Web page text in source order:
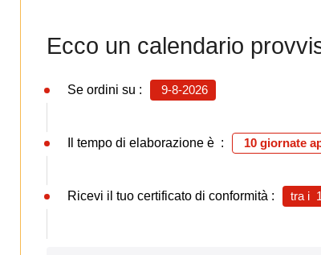
Ecco un calendario
Se ordini su : 9-8-2026
Il tempo di elaborazione è : 10 giornate
Ricevi il tuo certificato di conformità : tra i